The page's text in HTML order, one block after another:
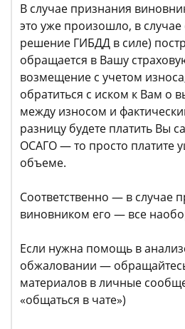
В случае признания
это уже произошло, в случае
решение ГИБДД в силе)
обращается в Вашу
возмещение с учетом
обратиться с иском к Вам о
между износом и
разницу будете платить Вы
ОСАГО — то просто платите
объеме.
Соответственно — в случае
виновником его — все
Если нужна помощь в
обжаловании —
материалов в личные
«общаться в чате»)